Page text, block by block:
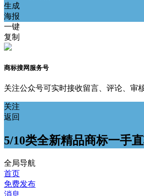
生成
海报
一键
复制
商标搜网服务号
关注公众号可实时接收留言、评论、审
关注
返回
5/10类全新精品商标一手
全局导航
首页
免费发布